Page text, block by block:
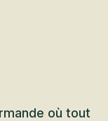
où tout